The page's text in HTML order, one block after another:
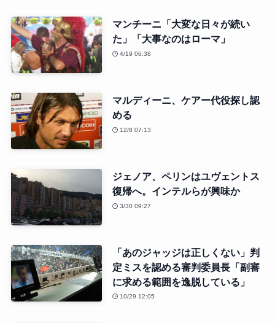
マンチーニ「大変な日々が続い
た」「大事なのはローマ」
4/19 06:38
マルディーニ、ケアー代役探し認
める
12/8 07:13
ジェノア、ペリンはユヴェントス
復帰へ。インテルらが興味か
3/30 09:27
「あのジャッジは正しくない」判
定ミスを認める審判委員長「副審
に求める範囲を逸脱している」
10/29 12:05